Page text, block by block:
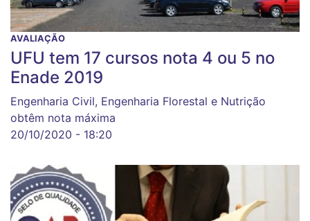
AVALIAÇÃO
UFU tem 17 cursos nota 4 ou 5 no
Enade 2019
Engenharia Civil, Engenharia Florestal e Nutrição
obtêm nota máxima
20/10/2020 - 18:20